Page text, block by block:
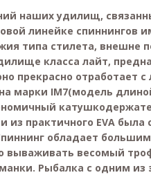
наших удилищ,
линейке спиннингов
типа стилета, внешне
класса лайт,
прекрасно отработает
марки IM7(модель
практичного EVA была
обладает
вываживать весомый
Рыбалка с одним из